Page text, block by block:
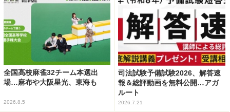
全国高校麻雀32チーム本選出
場…麻布や大阪星光、東海も
2026.8.5
司法試験予備試験2026、解答速
報＆総評動画を無料公開…アガ
ルート
2026.7.21